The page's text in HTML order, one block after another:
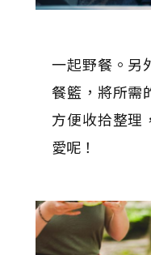
一起野餐。另
餐籃，將所需
方便收拾整理
愛呢！